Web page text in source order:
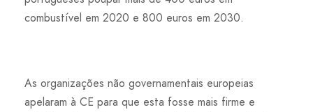
combustível em 2020 e 800 euros em 2030.
As organizações não governamentais europeias
apelaram à CE para que esta fosse mais firme e